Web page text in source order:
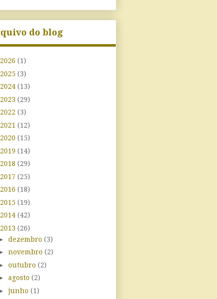
do blog
2026 (1)
2025 (3)
2024 (13)
2023 (29)
2022 (3)
2021 (12)
2020 (15)
2019 (14)
2018 (29)
2017 (25)
2016 (18)
2015 (19)
2014 (42)
2013 (26)
dezembro (3)
novembro (2)
outubro (2)
agosto (2)
junho (1)